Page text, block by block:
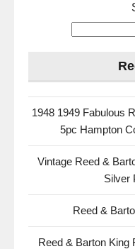
1948 1949 Fabulous
5pc Hampton
Vintage Reed &
Silver
Reed &
Reed & Barton King